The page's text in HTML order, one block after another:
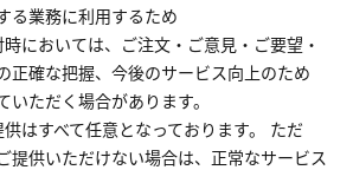
る業務に利用するため
においては、ご注文・ご意見・ご要望・
正確な把握、今後のサービス向上のため
ただく場合があります。
はすべて任意となっております。 ただ
提供いただけない場合は、正常なサービス